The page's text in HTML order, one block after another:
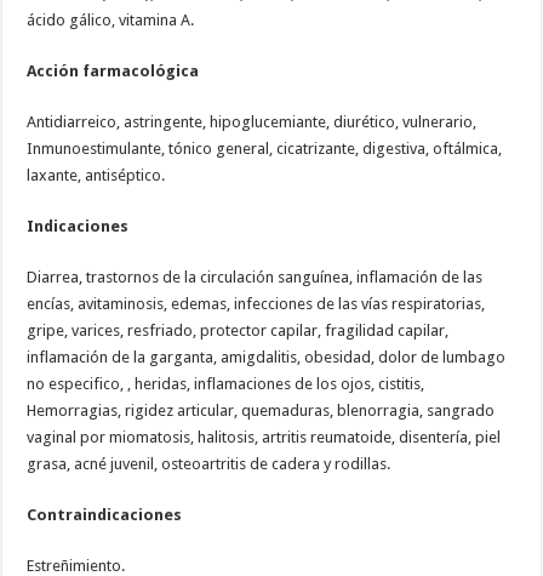
ácido gálico, vitamina A.
Acción farmacológica
Antidiarreico, astringente, hipoglucemiante, diurético, vulnerario,
Inmunoestimulante, tónico general, cicatrizante, digestiva, oftálmica,
laxante, antiséptico.
Indicaciones
Diarrea, trastornos de la circulación sanguínea, inflamación de las
encías, avitaminosis, edemas, infecciones de las vías respiratorias,
gripe, varices, resfriado, protector capilar, fragilidad capilar,
inflamación de la garganta, amigdalitis, obesidad, dolor de lumbago
no especifico, , heridas, inflamaciones de los ojos, cistitis,
Hemorragias, rigidez articular, quemaduras, blenorragia, sangrado
vaginal por miomatosis, halitosis, artritis reumatoide, disentería, piel
grasa, acné juvenil, osteoartritis de cadera y rodillas.
Contraindicaciones
Estreñimiento.